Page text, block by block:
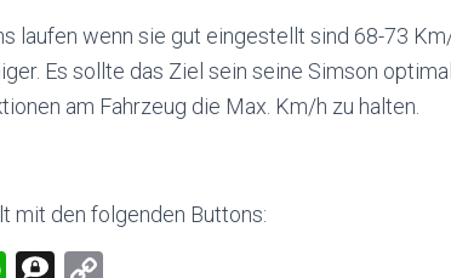
laufen wenn sie gut eingestellt sind 68-73
Es sollte das Ziel sein seine Simson
am Fahrzeug die Max. Km/h zu halten.
mit den folgenden Buttons: